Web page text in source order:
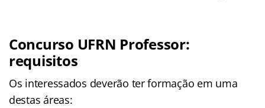
Concurso UFRN Professor:
requisitos
Os interessados deverão ter formação em uma
destas áreas: